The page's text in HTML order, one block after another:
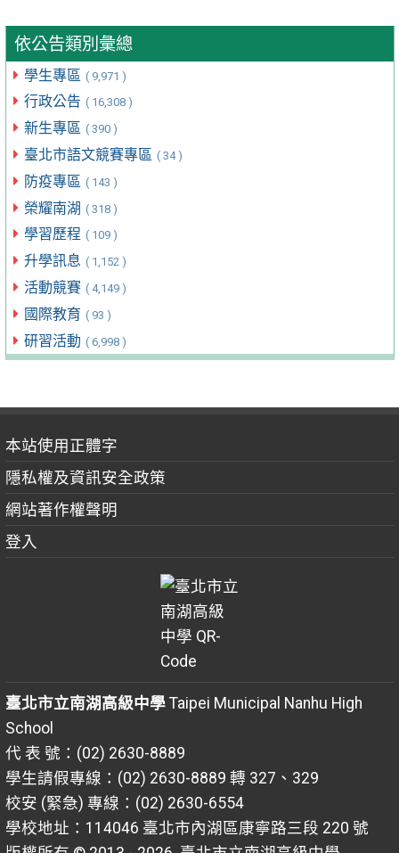
依公告類別彙總
學生專區 ( 9,971 )
行政公告 ( 16,308 )
新生專區 ( 390 )
臺北市語文競賽專區 ( 34 )
防疫專區 ( 143 )
榮耀南湖 ( 318 )
學習歷程 ( 109 )
升學訊息 ( 1,152 )
活動競賽 ( 4,149 )
國際教育 ( 93 )
研習活動 ( 6,998 )
本站使用正體字
隱私權及資訊安全政策
網站著作權聲明
登入
臺北市立南湖高級中學Taipei Municipal Nanhu High
School
代 表 號：(02) 2630-8889
學生請假專線：(02) 2630-8889 轉 327、329
校安 (緊急) 專線：(02) 2630-6554
學校地址：114046 臺北市內湖區康寧路三段 220 號